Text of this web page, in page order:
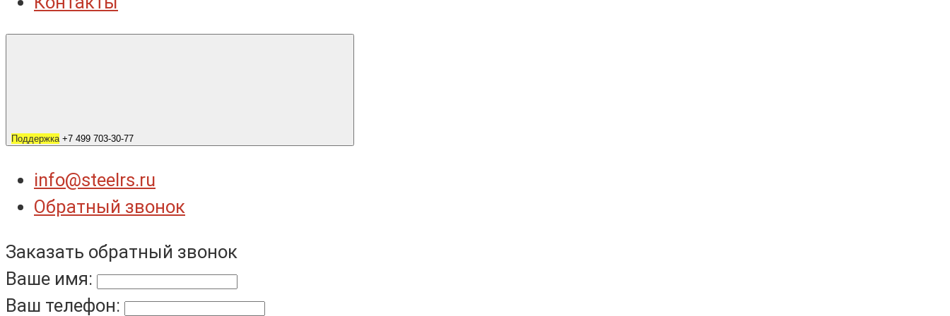
Поддержка +7 499 703-30-77
info@steelrs.ru
Обратный звонок
Заказать обратный звонок
Ваше имя:
Ваш телефон: